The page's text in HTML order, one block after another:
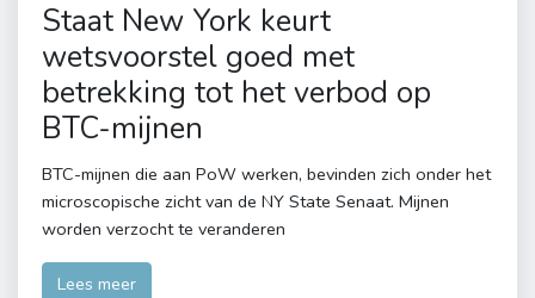
Staat New York keurt
wetsvoorstel goed met
betrekking tot het verbod op
BTC-mijnen
BTC-mijnen die aan PoW werken, bevinden zich onder het
microscopische zicht van de NY State Senaat. Mijnen
worden verzocht te veranderen
Lees meer